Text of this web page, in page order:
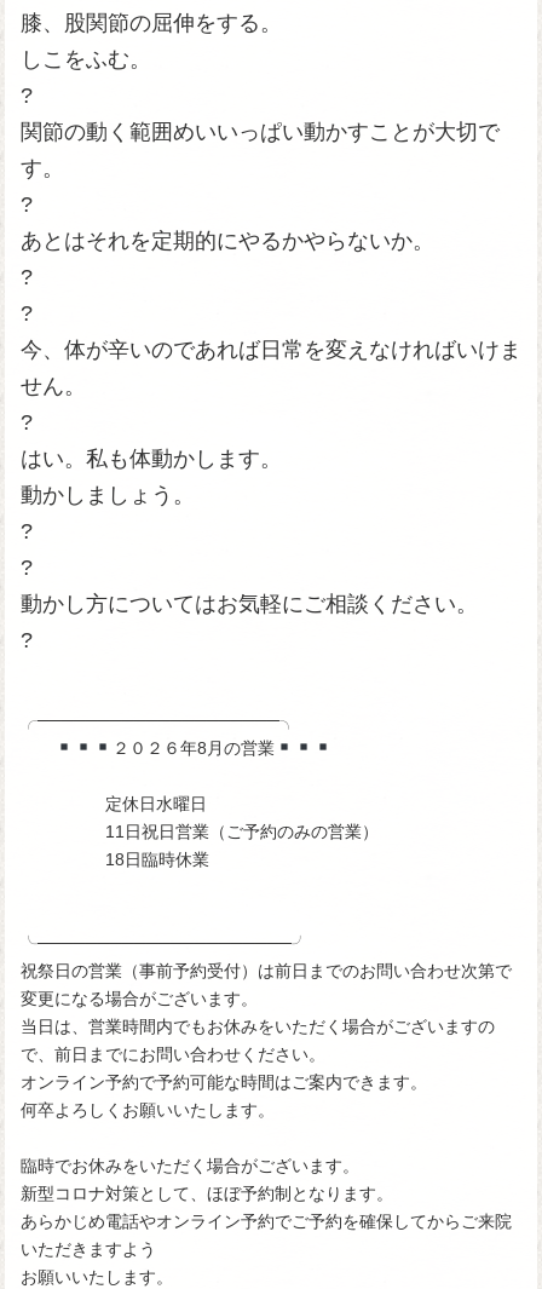
膝、股関節の屈伸をする。
しこをふむ。
?
関節の動く範囲めいいっぱい動かすことが大切で
す。
?
あとはそれを定期的にやるかやらないか。
?
?
今、体が辛いのであれば日常を変えなければいけま
せん。
?
はい。私も体動かします。
動かしましょう。
?
?
動かし方についてはお気軽にご相談ください。
?
╭────────────────────╮
２０２６年8月の営業
定休日水曜日
11日祝日営業（ご予約のみの営業）
18日臨時休業
╰─────────────────────╯
祝祭日の営業（事前予約受付）は前日までのお問い合わせ次第で
変更になる場合がございます。
当日は、営業時間内でもお休みをいただく場合がございますの
で、前日までにお問い合わせください。
オンライン予約で予約可能な時間はご案内できます。
何卒よろしくお願いいたします。
臨時でお休みをいただく場合がございます。
新型コロナ対策として、ほぼ予約制となります。
あらかじめ電話やオンライン予約でご予約を確保してからご来院
いただきますよう
お願いいたします。